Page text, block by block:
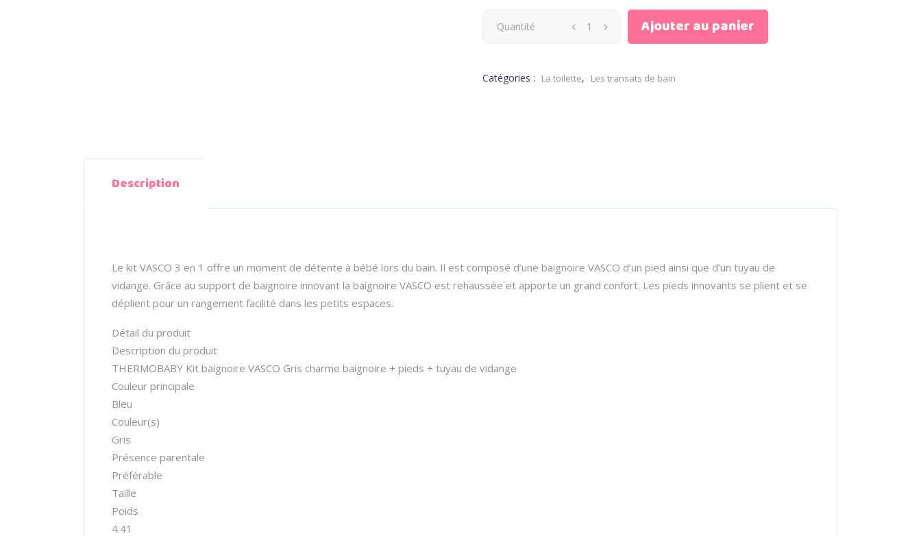
Quantité Ajouter au panier
Catégories : La toilette, Les transats de bain
Description
Le kit VASCO 3 en 1 offre un moment de détente à bébé lors du bain. Il est composé d’une baignoire VASCO d’un pied ainsi que d’un tuyau de
vidange. Grâce au support de baignoire innovant la baignoire VASCO est rehaussée et apporte un grand confort. Les pieds innovants se plient et se
déplient pour un rangement facilité dans les petits espaces.
Détail du produit
Description du produit
THERMOBABY Kit baignoire VASCO Gris charme baignoire + pieds + tuyau de vidange
Couleur principale
Bleu
Couleur(s)
Gris
Présence parentale
Préférable
Taille
Poids
4.41